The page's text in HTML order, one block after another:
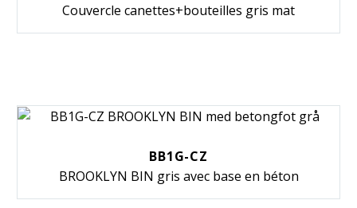
Couvercle canettes+bouteilles gris mat
BB1G-CZ
BROOKLYN BIN gris avec base en béton